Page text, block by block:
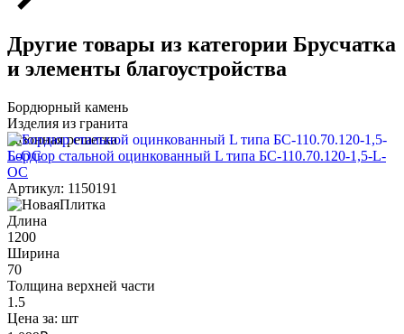
Другие товары из категории Брусчатка
и элементы благоустройства
Бордюрный камень
Изделия из гранита
Газонная решетка
Бордюр стальной оцинкованный L типа БС-110.70.120-1,5-L-
ОС
Артикул: 1150191
Длина
1200
Ширина
70
Толщина верхней части
1.5
Цена за: шт